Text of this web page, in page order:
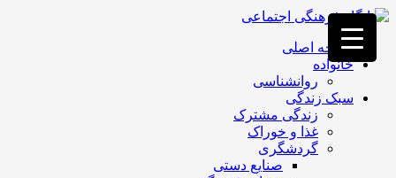
فصد
خون
غرب
تهران
خشکشویی
تصفیه
صفحه اصلی
خانواده
روانشناسی
سبک زندگی
زندگی مشترک
غذا و خوراک
گردشگری
صنایع دستی